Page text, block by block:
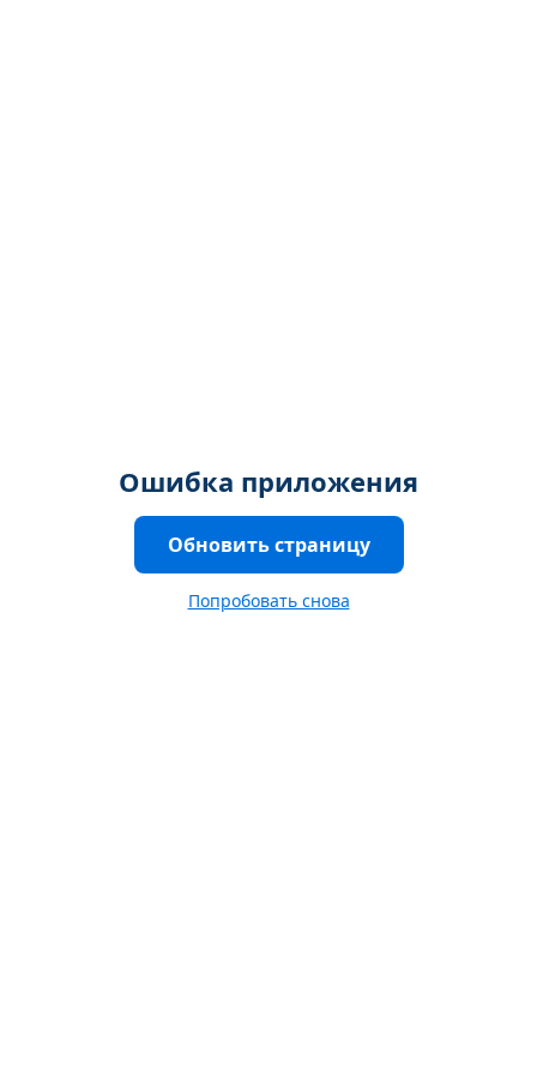
Ошибка приложения
Обновить страницу
Попробовать снова